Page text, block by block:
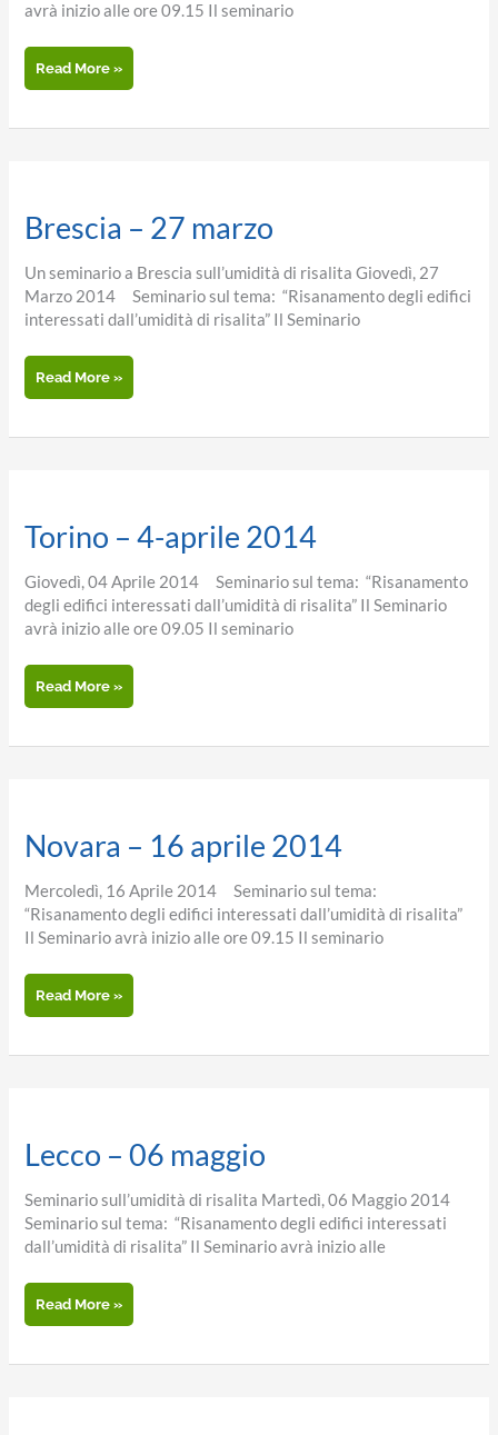
avrà inizio alle ore 09.15 Il seminario
Biella
–
marzo
Read More »
Brescia – 27 marzo
Un seminario a Brescia sull’umidità di risalita Giovedì, 27
Marzo 2014 Seminario sul tema: “Risanamento degli edifici
interessati dall’umidità di risalita” Il Seminario
Brescia
–
marzo
Read More »
Torino – 4-aprile 2014
Giovedì, 04 Aprile 2014 Seminario sul tema: “Risanamento
degli edifici interessati dall’umidità di risalita” Il Seminario
avrà inizio alle ore 09.05 Il seminario
Torino
–
aprile
Read More »
Novara – 16 aprile 2014
Mercoledì, 16 Aprile 2014 Seminario sul tema:
“Risanamento degli edifici interessati dall’umidità di risalita”
Il Seminario avrà inizio alle ore 09.15 Il seminario
Novara
–
aprile
Read More »
Lecco – 06 maggio
Seminario sull’umidità di risalita Martedì, 06 Maggio 2014
Seminario sul tema: “Risanamento degli edifici interessati
dall’umidità di risalita” Il Seminario avrà inizio alle
Lecco
–
maggio
Read More »